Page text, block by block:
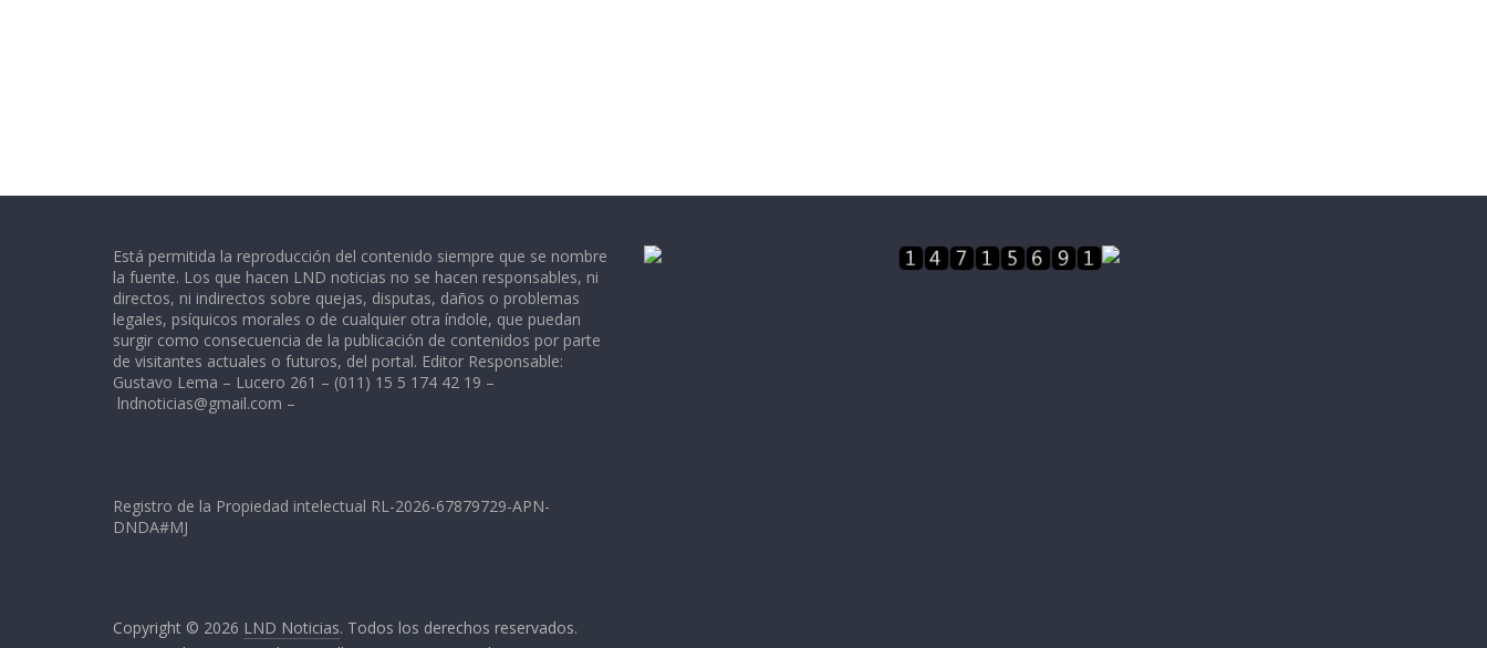
Está permitida la reproducción del contenido siempre que se nombre
la fuente. Los que hacen LND noticias no se hacen responsables, ni
directos, ni indirectos sobre quejas, disputas, daños o problemas
legales, psíquicos morales o de cualquier otra índole, que puedan
surgir como consecuencia de la publicación de contenidos por parte
de visitantes actuales o futuros, del portal. Editor Responsable:
Gustavo Lema – Lucero 261 – (011) 15 5 174 42 19 –
lndnoticias@gmail.com –
Registro de la Propiedad intelectual RL-2026-67879729-APN-
DNDA#MJ
Copyright © 2026 LND Noticias. Todos los derechos reservados.